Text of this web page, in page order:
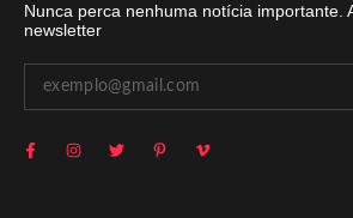
Nunca perca nenhuma notícia importante.
newsletter